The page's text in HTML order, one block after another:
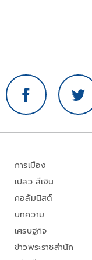
การเมือง
เปลว สีเงิน
คอลัมนิสต์
บทความ
เศรษฐกิจ
ข่าวพระราชสำนัก